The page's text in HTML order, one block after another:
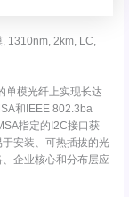
1310nm, 2km, LC,
单模光纤上实现长达
和IEEE 802.3ba
指定的I2C接口获
安装、可热插拔的光
企业核心和分布层应